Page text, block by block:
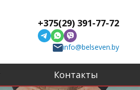
+375(29) 391-77-72
info@belseven.by
Контакты